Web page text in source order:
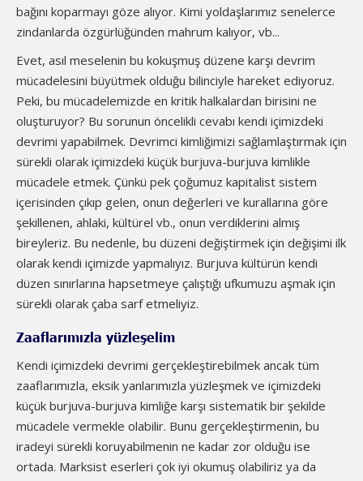
bağını koparmayı göze alıyor. Kimi yoldaşlarımız senelerce
zindanlarda özgürlüğünden mahrum kalıyor, vb...
Evet, asıl meselenin bu kokuşmuş düzene karşı devrim
mücadelesini büyütmek olduğu bilinciyle hareket ediyoruz.
Peki, bu mücadelemizde en kritik halkalardan birisini ne
oluşturuyor? Bu sorunun öncelikli cevabı kendi içimizdeki
devrimi yapabilmek. Devrimci kimliğimizi sağlamlaştırmak için
sürekli olarak içimizdeki küçük burjuva-burjuva kimlikle
mücadele etmek. Çünkü pek çoğumuz kapitalist sistem
içerisinden çıkıp gelen, onun değerleri ve kurallarına göre
şekillenen, ahlaki, kültürel vb., onun verdiklerini almış
bireyleriz. Bu nedenle, bu düzeni değiştirmek için değişimi ilk
olarak kendi içimizde yapmalıyız. Burjuva kültürün kendi
düzen sınırlarına hapsetmeye çalıştığı ufkumuzu aşmak için
sürekli olarak çaba sarf etmeliyiz.
Zaaflarımızla yüzleşelim
Kendi içimizdeki devrimi gerçekleştirebilmek ancak tüm
zaaflarımızla, eksik yanlarımızla yüzleşmek ve içimizdeki
küçük burjuva-burjuva kimliğe karşı sistematik bir şekilde
mücadele vermekle olabilir. Bunu gerçekleştirmenin, bu
iradeyi sürekli koruyabilmenin ne kadar zor olduğu ise
ortada. Marksist eserleri çok iyi okumuş olabiliriz ya da